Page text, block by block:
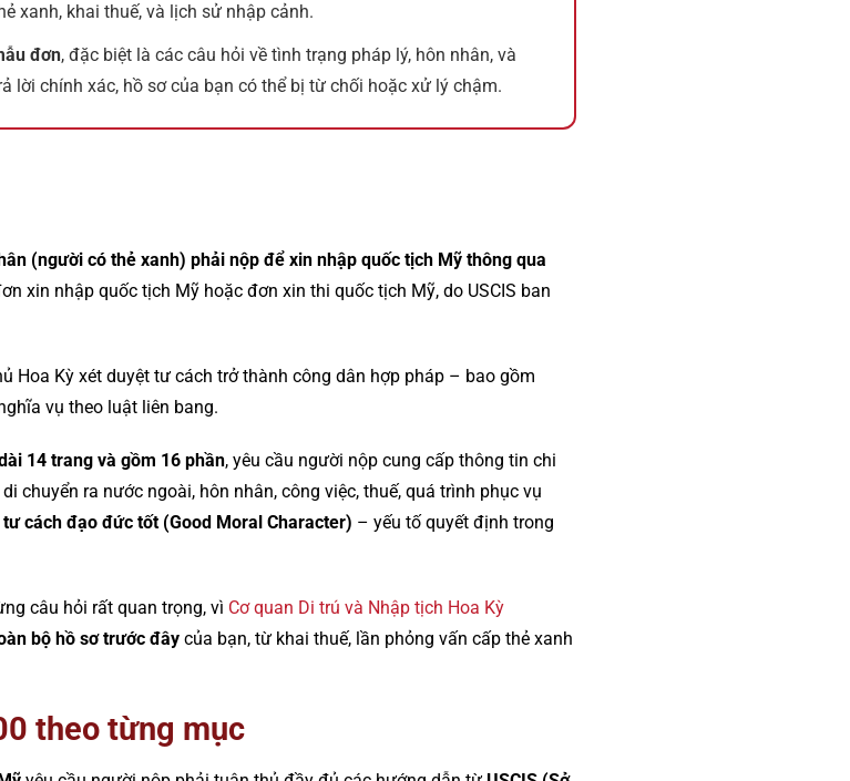
xanh, khai thuế, và lịch sử nhập cảnh.
đơn, đặc biệt là các câu hỏi về tình trạng pháp lý, hôn nhân, và
lời chính xác, hồ sơ của bạn có thể bị từ chối hoặc xử lý chậm.
(người có thẻ xanh) phải nộp để xin nhập quốc tịch Mỹ thông qua
xin nhập quốc tịch Mỹ hoặc đơn xin thi quốc tịch Mỹ, do USCIS ban
Hoa Kỳ xét duyệt tư cách trở thành công dân hợp pháp – bao gồm
vụ theo luật liên bang.
14 trang và gồm 16 phần, yêu cầu người nộp cung cấp thông tin chi
chuyển ra nước ngoài, hôn nhân, công việc, thuế, quá trình phục vụ
tư cách đạo đức tốt (Good Moral Character) – yếu tố quyết định trong
câu hỏi rất quan trọng, vì Cơ quan Di trú và Nhập tịch Hoa Kỳ
bộ hồ sơ trước đây của bạn, từ khai thuế, lần phỏng vấn cấp thẻ xanh
theo từng mục